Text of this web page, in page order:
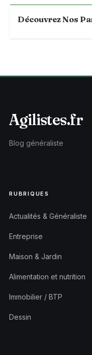
Découvrez Nos
Agilistes.fr
Blog généraliste
RUBRIQUES
Actualités & Généraliste
Entreprise
Maison & Jardin
Alimentation et nutrition
Immobilier / BTP
Dessin